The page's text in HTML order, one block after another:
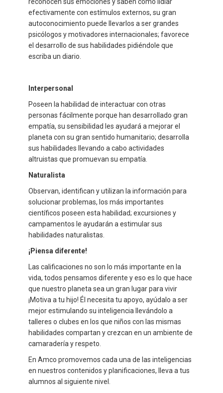
efectivamente con estímulos externos, su gran
autoconocimiento puede llevarlos a ser grandes
psicólogos y motivadores internacionales; favorece
el desarrollo de sus habilidades pidiéndole que
escriba un diario.
Interpersonal
Poseen la habilidad de interactuar con otras
personas fácilmente porque han desarrollado gran
empatía, su sensibilidad les ayudará a mejorar el
planeta con su gran sentido humanitario; desarrolla
sus habilidades llevando a cabo actividades
altruistas que promuevan su empatía.
Naturalista
Observan, identifican y utilizan la información para
solucionar problemas, los más importantes
científicos poseen esta habilidad; excursiones y
campamentos le ayudarán a estimular sus
habilidades naturalistas.
¡Piensa diferente!
Las calificaciones no son lo más importante en la
vida, todos pensamos diferente y eso es lo que hace
que nuestro planeta sea un gran lugar para vivir
¡Motiva a tu hijo! Él necesita tu apoyo, ayúdalo a ser
mejor estimulando su inteligencia llevándolo a
talleres o clubes en los que niños con las mismas
habilidades compartan y crezcan en un ambiente de
camaradería y respeto.
En Amco promovemos cada una de las inteligencias
en nuestros contenidos y planificaciones, lleva a tus
alumnos al siguiente nivel.